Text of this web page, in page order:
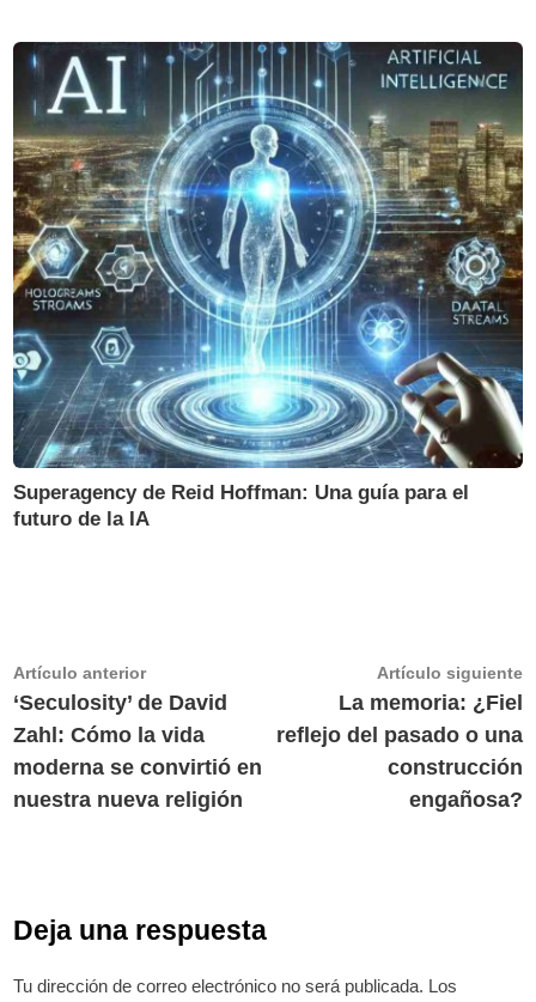
Superagency de Reid Hoffman: Una guía para el
futuro de la IA
Navegación
de
entradas
Artículo anteriorArtículo
anterior:
‘Seculosity’ de David
Zahl: Cómo la vida
moderna se convirtió en
nuestra nueva religión
Artículo siguiente
La memoria: ¿Fiel
reflejo del pasado o una
construcción
engañosa?
Deja una respuesta
Tu dirección de correo electrónico no será publicada. Los